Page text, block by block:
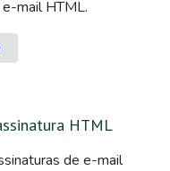
mail HTML.
HTML
de e-mail